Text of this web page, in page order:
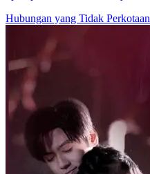
Hubungan yang Tidak Perkotaan